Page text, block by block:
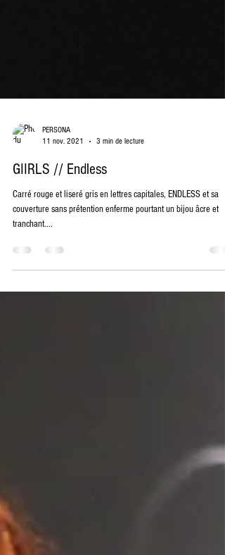
PERSONA
11 nov. 2021
3 min de lecture
GIIRLS // Endless
Carré rouge et liseré gris en lettres capitales, ENDLESS et sa
couverture sans prétention enferme pourtant un bijou âcre et